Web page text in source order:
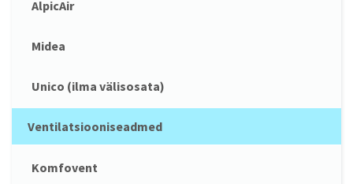
AlpicAir
Midea
Unico (ilma välisosata)
Ventilatsiooniseadmed
Komfovent